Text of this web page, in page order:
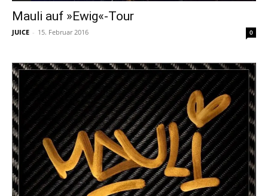
Mauli auf »Ewig«-Tour
JUICE - 15. Februar 2016 0